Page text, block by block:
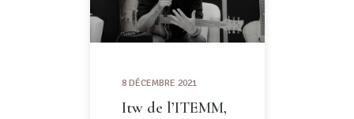
8 DÉCEMBRE 2021
Itw de l’ITEMM,